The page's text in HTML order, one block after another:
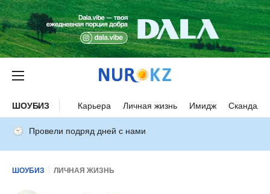
ШОУБИЗ Карьера Личная жизнь Имидж Скандалы
Провели подряд дней с нами
ШОУБИЗ ЛИЧНАЯ ЖИЗНЬ